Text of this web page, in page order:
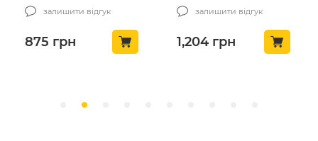
(TVDSPRAY100)
залишити відгук
875 грн
siliconölfrei 1л (173001)
залишити відгук
1,204 грн